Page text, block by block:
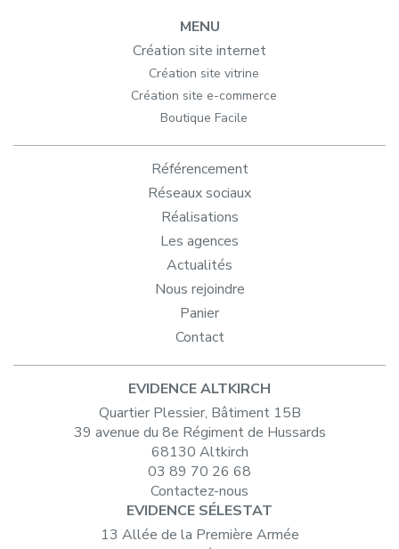
MENU
Création site internet
Création site vitrine
Création site e-commerce
Boutique Facile
Référencement
Réseaux sociaux
Réalisations
Les agences
Actualités
Nous rejoindre
Panier
Contact
EVIDENCE ALTKIRCH
Quartier Plessier, Bâtiment 15B
39 avenue du 8e Régiment de Hussards
68130 Altkirch
03 89 70 26 68
Contactez-nous
EVIDENCE SÉLESTAT
13 Allée de la Première Armée